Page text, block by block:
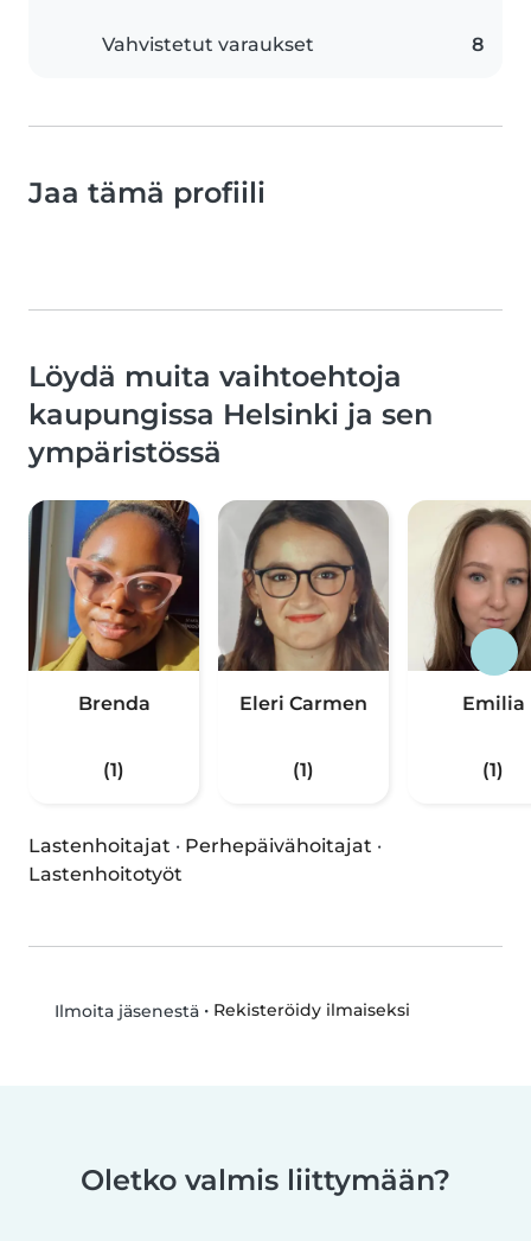
Vahvistetut varaukset 8
Jaa tämä profiili
Löydä muita vaihtoehtoja
kaupungissa Helsinki ja sen
ympäristössä
Brenda
(1)
Eleri Carmen
(1)
Emilia
(1)
Lastenhoitajat · Perhepäivähoitajat ·
Lastenhoitotyöt
Ilmoita jäsenestä• Rekisteröidy ilmaiseksi
Oletko valmis liittymään?